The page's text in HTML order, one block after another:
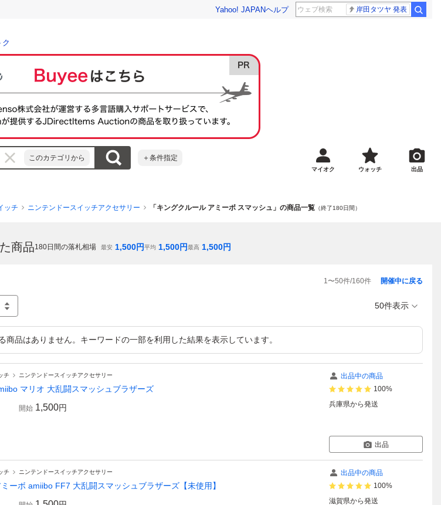
Yahoo! JAPANヘルプ 岸田タツヤ 発表
このカテゴリから ＋条件指定
マイオク ウォッチ 出品
ッチ ニンテンドースイッチアクセサリー 「キングクルール アミーボ スマッシュ」の商品一覧 （終了180日間）
商品180日間の落札相場 最安 1,500円平均 1,500円最高 1,500円
1〜50件/160件 開催中に戻る
50件表示
商品はありません。キーワードの一部を利用した結果を表示しています。
チ ニンテンドースイッチアクセサリー
マリオ 大乱闘スマッシュブラザーズ
開始 1,500円
出品中の商品
100%
兵庫県から発送
出品
チ ニンテンドースイッチアクセサリー
ーボ amiibo FF7 大乱闘スマッシュブラザーズ【未使用】
出品中の商品
100%
滋賀県から発送